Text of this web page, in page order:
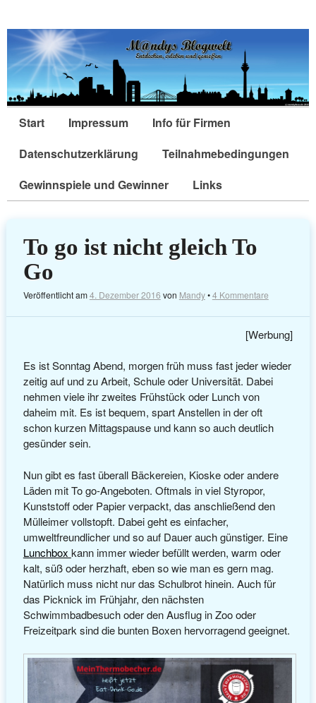
Start Impressum
Info für Firmen
Datenschutzerklärung
Teilnahmebedingungen
Gewinnspiele und Gewinner
Links
To go ist nicht gleich To
Go
Veröffentlicht am4. Dezember 2016 von Mandy•4 Kommentare
[Werbung]
Es ist Sonntag Abend, morgen früh muss fast jeder wieder
zeitig auf und zu Arbeit, Schule oder Universität. Dabei
nehmen viele ihr zweites Frühstück oder Lunch von
daheim mit. Es ist bequem, spart Anstellen in der oft
schon kurzen Mittagspause und kann so auch deutlich
gesünder sein.
Nun gibt es fast überall Bäckereien, Kioske oder andere
Läden mit To go-Angeboten. Oftmals in viel Styropor,
Kunststoff oder Papier verpackt, das anschließend den
Mülleimer vollstopft. Dabei geht es einfacher,
umweltfreundlicher und so auf Dauer auch günstiger. Eine
Lunchbox kann immer wieder befüllt werden, warm oder
kalt, süß oder herzhaft, eben so wie man es gern mag.
Natürlich muss nicht nur das Schulbrot hinein. Auch für
das Picknick im Frühjahr, den nächsten
Schwimmbadbesuch oder den Ausflug in Zoo oder
Freizeitpark sind die bunten Boxen hervorragend geeignet.